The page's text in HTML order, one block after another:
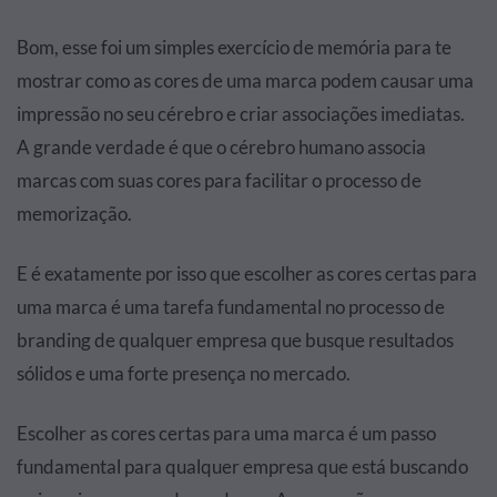
Bom, esse foi um simples exercício de memória para te
mostrar como as cores de uma marca podem causar uma
impressão no seu cérebro e criar associações imediatas.
A grande verdade é que o cérebro humano associa
marcas com suas cores para facilitar o processo de
memorização.
E é exatamente por isso que escolher as cores certas para
uma marca é uma tarefa fundamental no processo de
branding de qualquer empresa que busque resultados
sólidos e uma forte presença no mercado.
Escolher as cores certas para uma marca é um passo
fundamental para qualquer empresa que está buscando